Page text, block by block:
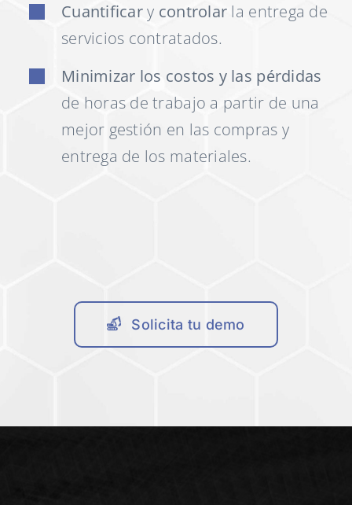
Cuantificary controlar la entrega de
servicios contratados.
Minimizar los costos y las pérdidas
de horas de trabajo a partir de una
mejor gestión en las compras y
entrega de los materiales.
Solicita tu demo